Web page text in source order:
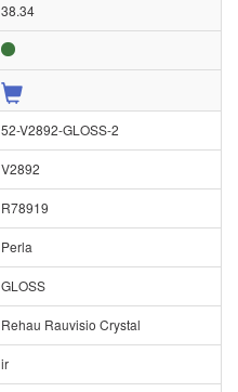
38.34
52-V2892-GLOSS-2
V2892
R78919
Perla
GLOSS
Rehau Rauvisio Crystal
ir